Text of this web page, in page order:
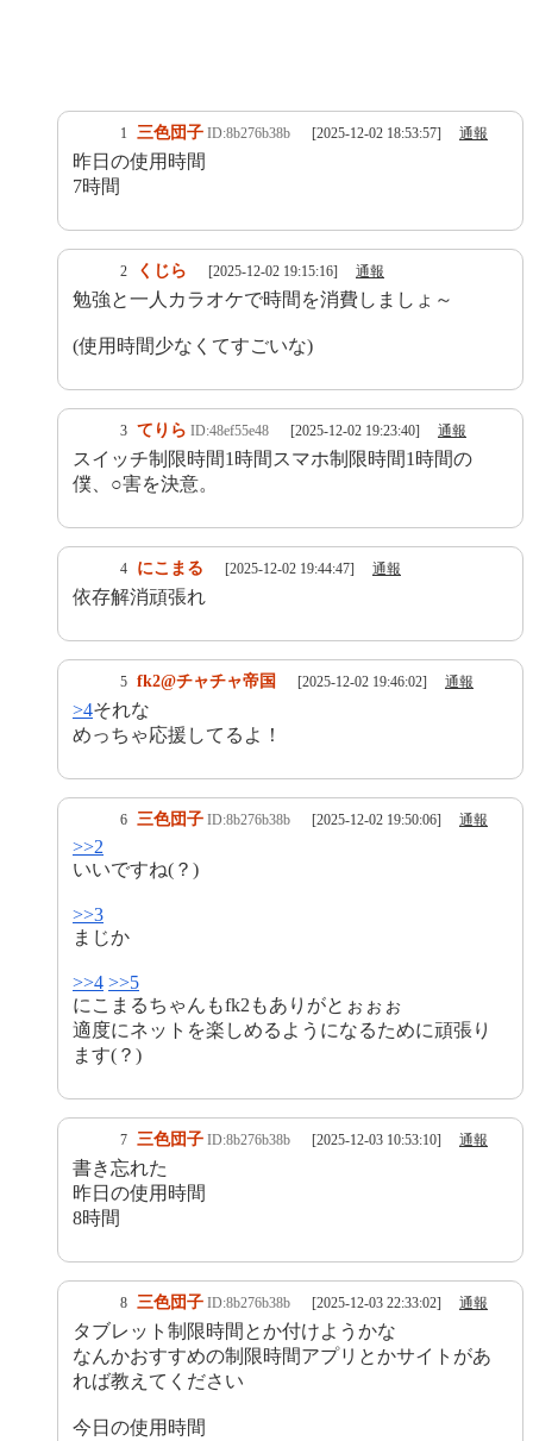
1 三色団子 ID:8b276b38b [2025-12-02 18:53:57] 通報
昨日の使用時間
7時間
2 くじら [2025-12-02 19:15:16] 通報
勉強と一人カラオケで時間を消費しましょ～
(使用時間少なくてすごいな)
3 てりら ID:48ef55e48 [2025-12-02 19:23:40] 通報
スイッチ制限時間1時間スマホ制限時間1時間の
僕、○害を決意。
4 にこまる [2025-12-02 19:44:47] 通報
依存解消頑張れ
5 fk2@チャチャ帝国 [2025-12-02 19:46:02] 通報
>4それな
めっちゃ応援してるよ！
6 三色団子 ID:8b276b38b [2025-12-02 19:50:06] 通報
>>2
いいですね(？)
>>3
まじか
>>4 >>5
にこまるちゃんもfk2もありがとぉぉぉ
適度にネットを楽しめるようになるために頑張り
ます(？)
7 三色団子 ID:8b276b38b [2025-12-03 10:53:10] 通報
書き忘れた
昨日の使用時間
8時間
8 三色団子 ID:8b276b38b [2025-12-03 22:33:02] 通報
タブレット制限時間とか付けようかな
なんかおすすめの制限時間アプリとかサイトがあ
れば教えてください
今日の使用時間